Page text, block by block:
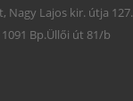
Nagy Lajos kir. útja 127.
1091 Bp.Üllői út 81/b